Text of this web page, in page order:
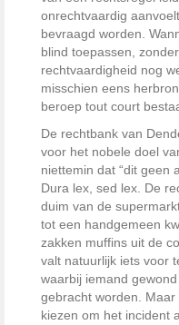
onrechtvaardig
bevraagd worden.
blind toepassen,
rechtvaardigheid nog
misschien eens
beroep tout court
De rechtbank van
voor het nobele doel
niettemin dat “dit geen
Dura lex, sed lex. De
duim van de
tot een handgemeen
zakken muffins uit de
valt natuurlijk iets voor
waarbij iemand
gebracht worden.
kiezen om het incident